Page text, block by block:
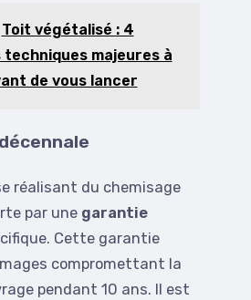
Toit végétalisé : 4
majeures à
de vous lancer
réalisant du chemisage
par une garantie
Cette garantie
compromettant la
pendant 10 ans. Il est